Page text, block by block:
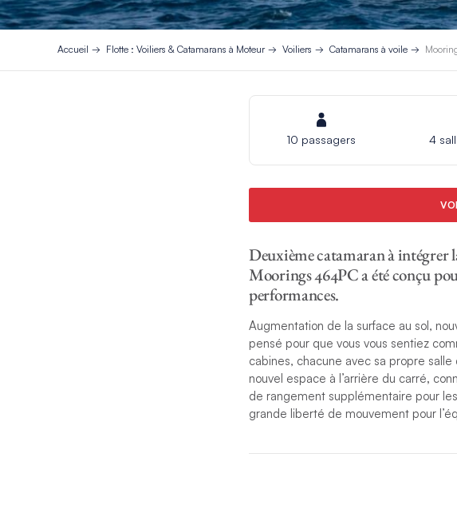
Accueil Flotte : Voiliers & Catamarans à Moteur Voiliers Catamarans à voile
10 passagers 4
Deuxième catamaran à intégrer
Moorings 464PC a été conçu
performances.
Augmentation de la surface au sol,
pensé pour que vous vous sentiez
cabines, chacune avec sa propre
nouvel espace à l’arrière du carré,
de rangement supplémentaire pour
grande liberté de mouvement pour
Les finitions intérieures et le style
chantier Robertson & Caine et Ali